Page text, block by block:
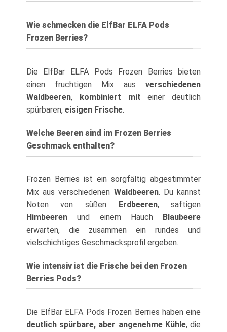
Wie schmecken die ElfBar ELFA Pods
Frozen Berries?
Die ElfBar ELFA Pods Frozen Berries bieten
einen fruchtigen Mix ausverschiedenen
Waldbeeren, kombiniert mit einer deutlich
spürbaren, eisigen Frische.
Welche Beeren sind im Frozen Berries
Geschmack enthalten?
Frozen Berries ist ein sorgfältig abgestimmter
Mix aus verschiedenen Waldbeeren. Du kannst
Noten von süßen Erdbeeren, saftigen
Himbeerenund einem Hauch Blaubeere
erwarten, die zusammen ein rundes und
vielschichtiges Geschmacksprofil ergeben.
Wie intensiv ist die Frische bei den Frozen
Berries Pods?
Die ElfBar ELFA Pods Frozen Berries haben eine
deutlich spürbare, aber angenehme Kühle, die